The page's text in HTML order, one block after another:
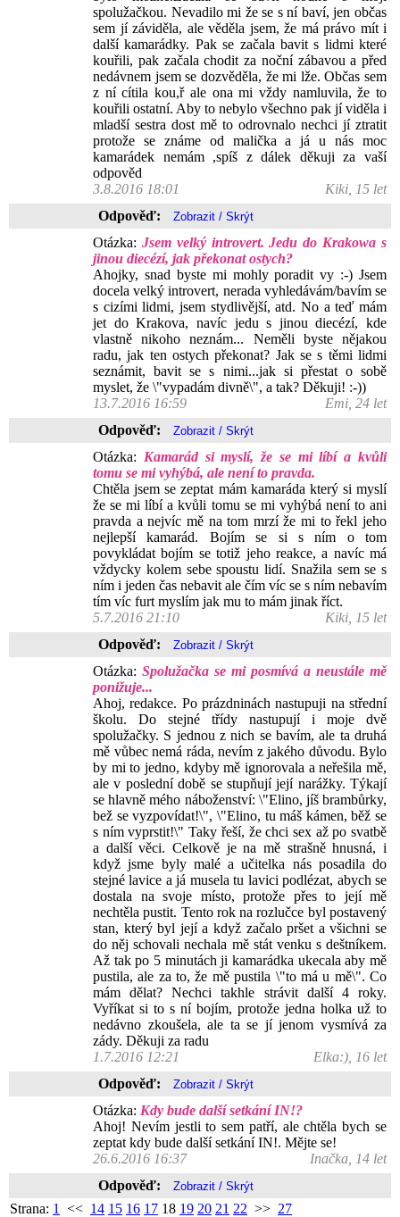
spolužačkou. Nevadilo mi že se s ní baví, jen občas
sem jí záviděla, ale věděla jsem, že má právo mít i
další kamarádky. Pak se začala bavit s lidmi které
kouřili, pak začala chodit za noční zábavou a před
nedávnem jsem se dozvěděla, že mi lže. Občas sem
z ní cítila kou,ř ale ona mi vždy namluvila, že to
kouřili ostatní. Aby to nebylo všechno pak jí viděla i
mladší sestra dost mě to odrovnalo nechci jí ztratit
protože se známe od malička a já u nás moc
kamarádek nemám ,spíš z dálek děkuji za vaší
odpověd
3.8.2016 18:01
Kiki, 15 let
Odpověď:
Otázka: Jsem velký introvert. Jedu do Krakowa s
jinou diecézí, jak překonat ostych?
Ahojky, snad byste mi mohly poradit vy :-) Jsem
docela velký introvert, nerada vyhledávám/bavím se
s cizími lidmi, jsem stydlivější, atd. No a teď mám
jet do Krakova, navíc jedu s jinou diecézí, kde
vlastně nikoho neznám... Neměli byste nějakou
radu, jak ten ostych překonat? Jak se s těmi lidmi
seznámit, bavit se s nimi...jak si přestat o sobě
myslet, že \"vypadám divně\", a tak? Děkuji! :-))
13.7.2016 16:59
Emi, 24 let
Odpověď:
Otázka: Kamarád si myslí, že se mi líbí a kvůli
tomu se mi vyhýbá, ale není to pravda.
Chtěla jsem se zeptat mám kamaráda který si myslí
že se mi líbí a kvůli tomu se mi vyhýbá není to ani
pravda a nejvíc mě na tom mrzí že mi to řekl jeho
nejlepší kamarád. Bojím se si s ním o tom
povykládat bojím se totiž jeho reakce, a navíc má
vždycky kolem sebe spoustu lidí. Snažila sem se s
ním i jeden čas nebavit ale čím víc se s ním nebavím
tím víc furt myslím jak mu to mám jinak říct.
5.7.2016 21:10
Kiki, 15 let
Odpověď:
Otázka: Spolužačka se mi posmívá a neustále mě
ponižuje...
Ahoj, redakce. Po prázdninách nastupuji na střední
školu. Do stejné třídy nastupují i moje dvě
spolužačky. S jednou z nich se bavím, ale ta druhá
mě vůbec nemá ráda, nevím z jakého důvodu. Bylo
by mi to jedno, kdyby mě ignorovala a neřešila mě,
ale v poslední době se stupňují její narážky. Týkají
se hlavně mého náboženství: \"Elino, jíš brambůrky,
bež se vyzpovídat!\", \"Elino, tu máš kámen, běž se
s ním vyprstit!\" Taky řeší, že chci sex až po svatbě
a další věci. Celkově je na mě strašně hnusná, i
když jsme byly malé a učitelka nás posadila do
stejné lavice a já musela tu lavici podlézat, abych se
dostala na svoje místo, protože přes to její mě
nechtěla pustit. Tento rok na rozlučce byl postavený
stan, který byl její a když začalo pršet a všichni se
do něj schovali nechala mě stát venku s deštníkem.
Až tak po 5 minutách ji kamarádka ukecala aby mě
pustila, ale za to, že mě pustila \"to má u mě\". Co
mám dělat? Nechci takhle strávit další 4 roky.
Vyříkat si to s ní bojím, protože jedna holka už to
nedávno zkoušela, ale ta se jí jenom vysmívá za
zády. Děkuji za radu
1.7.2016 12:21
Elka:), 16 let
Odpověď:
Otázka: Kdy bude další setkání IN!?
Ahoj! Nevím jestli to sem patří, ale chtěla bych se
zeptat kdy bude další setkání IN!. Mějte se!
26.6.2016 16:37
Inačka, 14 let
Odpověď:
Strana: 1 << 14 15 16 17 18 19 20 21 22 >> 27